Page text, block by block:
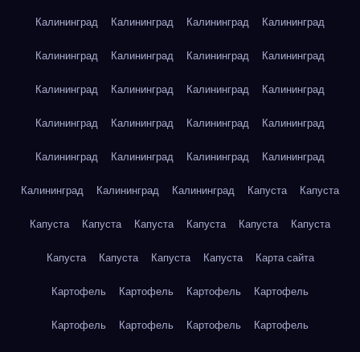
Калининград Калининград Калининград Калининград
Калининград Калининград Калининград Калининград
Калининград Калининград Калининград Калининград
Калининград Калининград Калининград Калининград
Калининград Калининград Калининград Калининград
Калининград Калининград Калининград Капуста Капуста
Капуста Капуста Капуста Капуста Капуста Капуста
Капуста Капуста Капуста Капуста Карта сайта
Картофель Картофель Картофель Картофель
Картофель Картофель Картофель Картофель